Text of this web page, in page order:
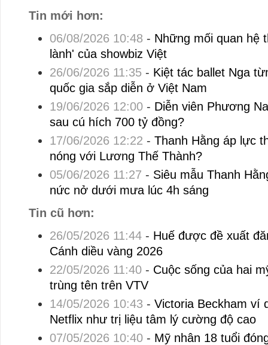
Tin mới hơn:
06/08/2026 10:48 - Những mối quan hệ
lành' của showbiz Việt
26/06/2026 11:35- Kiệt tác ballet Nga
quốc gia sắp diễn ở Việt Nam
19/06/2026 12:00- Diễn viên Phương
sau cú hích 700 tỷ đồng?
17/06/2026 12:22 - Thanh Hằng áp lực
nóng với Lương Thế Thành?
05/06/2026 11:27 - Siêu mẫu Thanh
nức nở dưới mưa lúc 4h sáng
Tin cũ hơn:
26/05/2026 11:44- Huế được đề xuất
Cánh diều vàng 2026
22/05/2026 11:40- Cuộc sống của hai
trùng tên trên VTV
14/05/2026 10:43 - Victoria Beckham ví
Netflix như trị liệu tâm lý cường độ cao
07/05/2026 10:40- Mỹ nhân 18 tuổi